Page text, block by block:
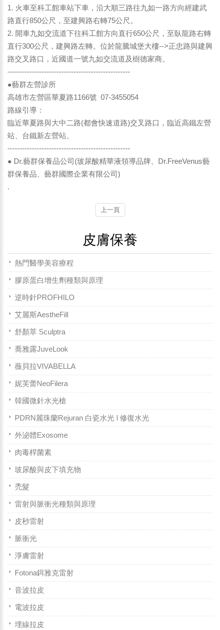
1. 火車至科工館車站下車，沿大順三路往九如一路方向經建武
路直行850公尺，至建興路右轉75公尺。
2. 開車九如交流道下往科工館方向直行650公尺，至臥龍路右轉
直行300公尺，建興路左轉。位於龍騰城堡大樓-->正忠路與建興
路交叉路口，近國道一號九如交流道及樹德家商。
--------------------------------------------------
●藝群左營診所
高雄市左營區華夏路1166號 07-3455054
路線引導：
臨近華夏路與大中二路(都會快速道路)交叉路口，臨近高鐵左營
站、台鐵新左營站。
--------------------------------------------------
● Dr.藝群保養品公司(玻尿酸精華液領導品牌、Dr.FreeVenus藝
群保養品、藝群國際企業有限公司)
.
上一頁
皮膚保養
熱門醫學美容療程
膠原蛋白增生劑種類與原理
逆時針PROFHILO
艾麗斯AestheFill
舒顏萃 Sculptra
喬雅露JuveLook
薇貝拉VIVABELLA
妮芙蕾NeoFilera
韓國微針水光槍
PDRN麗珠蘭Rejuran 白瓷水光 l 修復水光
外泌體Exosome
肉毒桿菌素
玻尿酸與皮下填充物
禿髮
雷射與脈衝光種類與原理
皮秒雷射
脈衝光
淨膚雷射
Fotona鉺雅克雷射
音波拉皮
電波拉皮
埋線拉皮